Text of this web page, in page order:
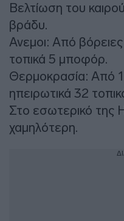
Βελτίωση του
βράδυ.
Ανεμοι: Από
τοπικά 5 μποφόρ.
Θερμοκρασία: Από
ηπειρωτικά 32
Στο εσωτερικό της
χαμηλότερη.